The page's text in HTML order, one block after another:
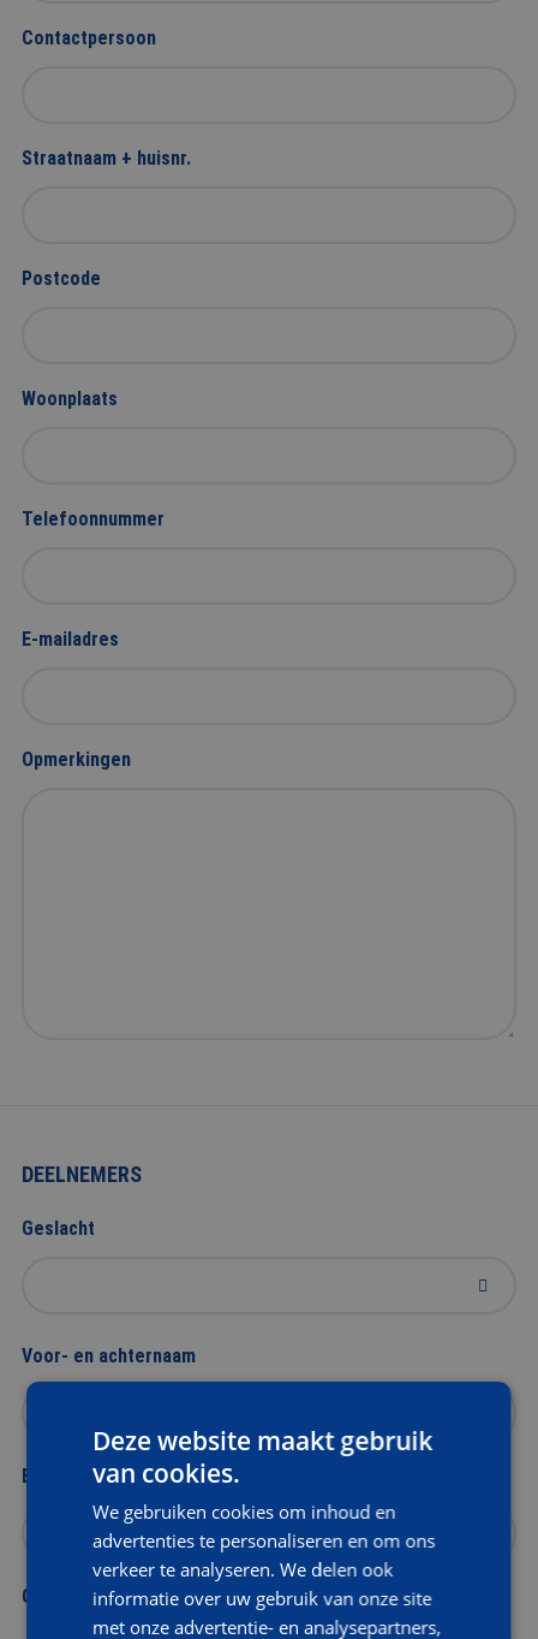
Contactpersoon
Straatnaam + huisnr.
Postcode
Woonplaats
Telefoonnummer
E-mailadres
Opmerkingen
DEELNEMERS
Geslacht
Voor- en achternaam
E-mailadres
Geboortedatum
Deze website maakt gebruik
van cookies.
We gebruiken cookies om inhoud en
advertenties te personaliseren en om ons
verkeer te analyseren. We delen ook
informatie over uw gebruik van onze site
met onze advertentie- en analysepartners,